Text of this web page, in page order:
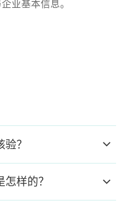
业基本信息。
？
样的？